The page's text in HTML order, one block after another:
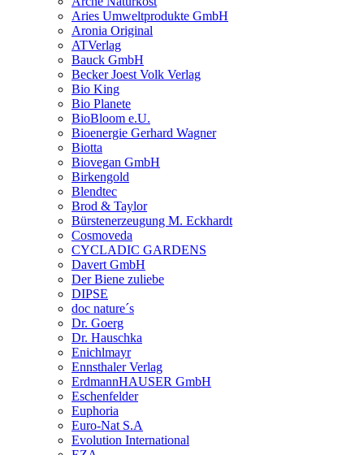
Aries Umweltprodukte GmbH
Aronia Original
ATVerlag
Bauck GmbH
Becker Joest Volk Verlag
Bio King
Bio Planete
BioBloom e.U.
Bioenergie Gerhard Wagner
Biotta
Biovegan GmbH
Birkengold
Blendtec
Brod & Taylor
Bürstenerzeugung M. Eckhardt
Cosmoveda
CYCLADIC GARDENS
Davert GmbH
Der Biene zuliebe
DIPSE
doc nature´s
Dr. Goerg
Dr. Hauschka
Enichlmayr
Ennsthaler Verlag
ErdmannHAUSER GmbH
Eschenfelder
Euphoria
Euro-Nat S.A
Evolution International